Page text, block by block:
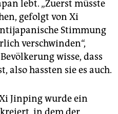
lebt. „Zuerst müsste
gefolgt von Xi
Stimmung
verschwinden“,
wisse, dass
also hassten sie es auch.
Jinping wurde ein